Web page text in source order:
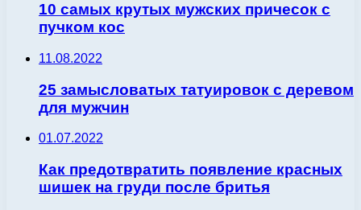
10 самых крутых мужских причесок с
пучком кос
11.08.2022
25 замысловатых татуировок с деревом
для мужчин
01.07.2022
Как предотвратить появление красных
шишек на груди после бритья